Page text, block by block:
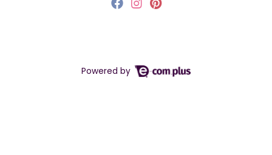
Powered by